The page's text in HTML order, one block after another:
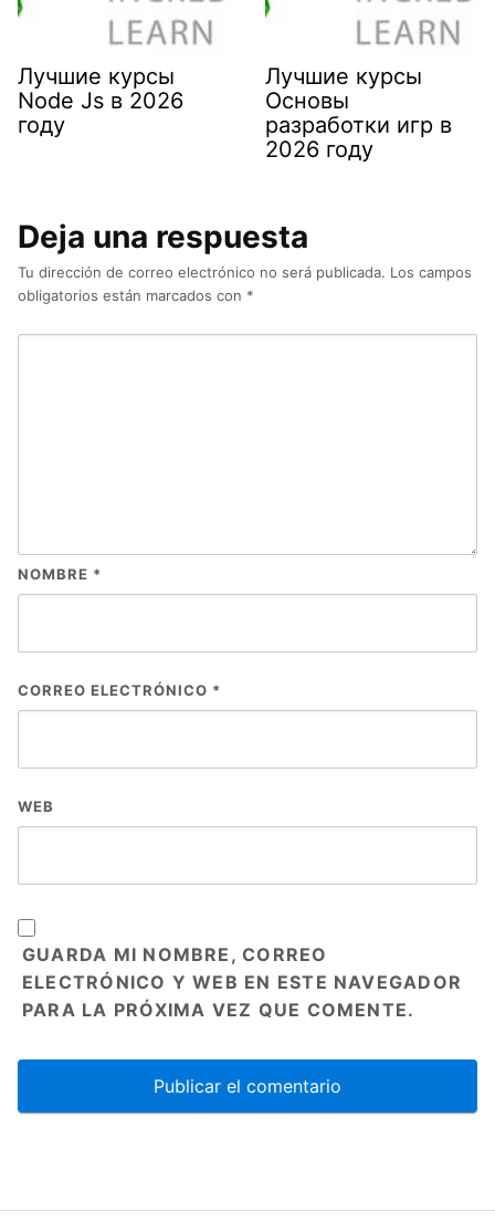
Лучшие курсы
Node Js в 2026
году
Лучшие курсы
Основы
разработки игр в
2026 году
Deja una respuesta
Tu dirección de correo electrónico no será publicada. Los campos
obligatorios están marcados con *
NOMBRE *
CORREO ELECTRÓNICO *
WEB
GUARDA MI NOMBRE, CORREO
ELECTRÓNICO Y WEB EN ESTE NAVEGADOR
PARA LA PRÓXIMA VEZ QUE COMENTE.